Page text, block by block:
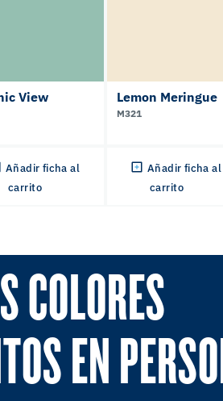
View
Añadir ficha al
carrito
Lemon Meringue
M321
Añadir ficha al
carrito
COLORES
EN